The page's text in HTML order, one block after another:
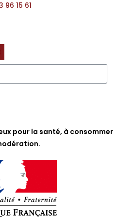
96 15 61
pour la santé, à consommer